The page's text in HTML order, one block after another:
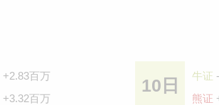
+2.83百万
+3.32百万
10日 牛证
熊证